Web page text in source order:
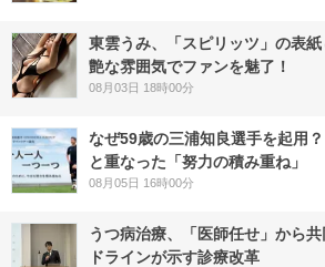
東雲うみ、「スピリッツ」の表
艶な雰囲気でファンを魅了！
08月03日 18時00分
なぜ59歳の三浦知良選手を起用
と重なった「努力の積み重ね」
08月05日 16時00分
うつ病治療、「医師任せ」から
ドラインが示す診療改革